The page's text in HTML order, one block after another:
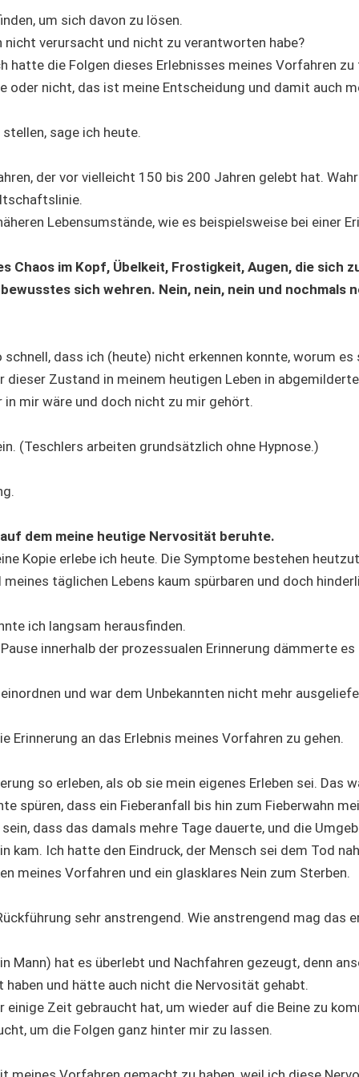
um sich davon zu lösen.
verursacht und nicht zu verantworten habe?
hatte die Folgen dieses Erlebnisses meines Vorfahren zu
oder nicht, das ist meine Entscheidung und damit auch
sage ich heute.
der vor vielleicht 150 bis 200 Jahren gelebt hat.
Lebensumstände, wie es beispielsweise bei einer
Chaos im Kopf, Übelkeit, Frostigkeit, Augen, die sich
sich wehren. Nein, nein, nein und nochmals
dass ich (heute) nicht erkennen konnte, worum es
dieser Zustand in meinem heutigen Leben in
mir wäre und doch nicht zu mir gehört.
(Teschlers arbeiten grundsätzlich ohne Hypnose.)
dem meine heutige Nervosität beruhte.
Kopie erlebe ich heute. Die Symptome bestehen
täglichen Lebens kaum spürbaren und doch
ich langsam herausfinden.
innerhalb der prozessualen Erinnerung dämmerte
und war dem Unbekannten nicht mehr
Erinnerung an das Erlebnis meines Vorfahren zu gehen.
so erleben, als ob sie mein eigenes Erleben sei. Das
spüren, dass ein Fieberanfall bis hin zum Fieberwahn
dass das damals mehre Tage dauerte, und die
Ich hatte den Eindruck, der Mensch sei dem Tod
meines Vorfahren und ein glasklares Nein zum Sterben.
sehr anstrengend. Wie anstrengend mag das
Mann) hat es überlebt und Nachfahren gezeugt, denn
und hätte auch nicht die Nervosität gehabt.
Zeit gebraucht hat, um wieder auf die Beine zu
um die Folgen ganz hinter mir zu lassen.